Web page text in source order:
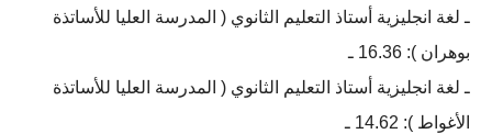
ـ لغة انجليزية أستاذ التعليم الثانوي ( المدرسة العليا للأساتذة
بوهران ): 16.36 ـ
ـ لغة انجليزية أستاذ التعليم الثانوي ( المدرسة العليا للأساتذة
الأغواط ): 14.62 ـ